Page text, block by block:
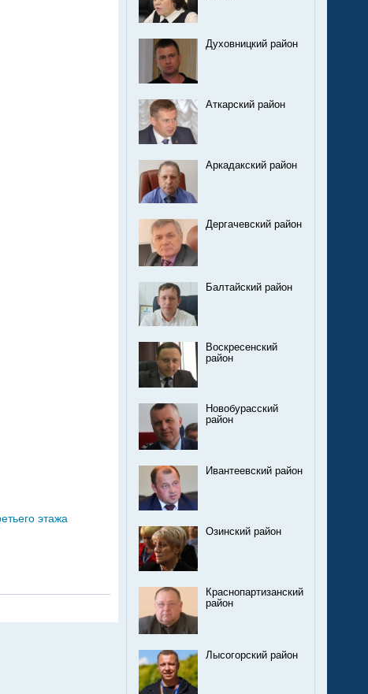
этажа
Духовницкий район
Аткарский район
Аркадакский район
Дергачевский район
Балтайский район
Воскресенский
район
Новобурасский
район
Ивантеевский район
Озинский район
Краснопартизанский
район
Лысогорский район